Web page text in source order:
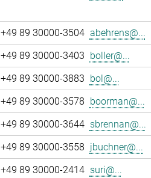
+49 89 30000-3504 abehrens@...
+49 89 30000-3403 boller@...
+49 89 30000-3883 bol@...
+49 89 30000-3578 boorman@...
+49 89 30000-3644 sbrennan@...
+49 89 30000-3558 jbuchner@...
+49 89 30000-2414 suri@...